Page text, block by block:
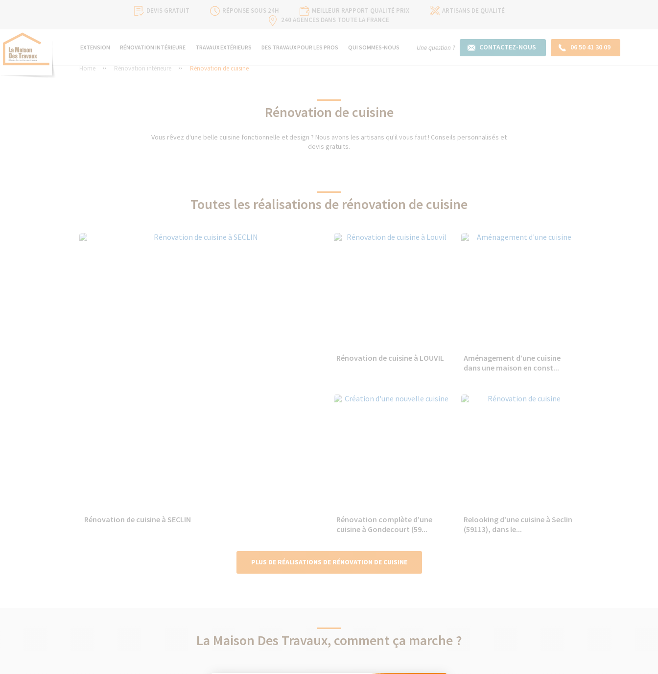
DEVIS GRATUIT RÉPONSE SOUS 24H MEILLEUR RAPPORT QUALITÉ PRIX
ARTISANS DE QUALITÉ
240 AGENCES DANS TOUTE LA FRANCE
EXTENSION RÉNOVATION INTÉRIEURE TRAVAUX EXTÉRIEURS DES TRAVAUX POUR LES PROS QUI SOMMES-NOUS Une question ? CONTACTEZ-NOUS 06 50 41 30 09
Home Rénovation intérieure Rénovation de cuisine
Rénovation de cuisine
Vous rêvez d'une belle cuisine fonctionnelle et design ? Nous avons les artisans qu'il vous faut ! Conseils personnalisés et
devis gratuits.
Toutes les réalisations de rénovation de cuisine
Rénovation de cuisine à SECLIN
Rénovation de cuisine à LOUVIL
Aménagement d’une cuisine
dans une maison en const...
Rénovation complète d’une
cuisine à Gondecourt (59...
Relooking d’une cuisine à Seclin
(59113), dans le...
PLUS DE RÉALISATIONS DE RÉNOVATION DE CUISINE
La Maison Des Travaux, comment ça marche ?